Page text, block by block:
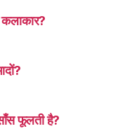
कलाकार?
फूलती है?